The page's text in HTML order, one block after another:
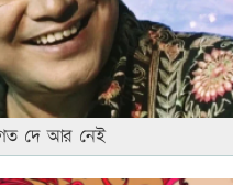
দে আর নেই